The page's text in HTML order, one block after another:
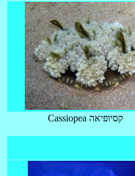
Cassiopea קסיופיאה